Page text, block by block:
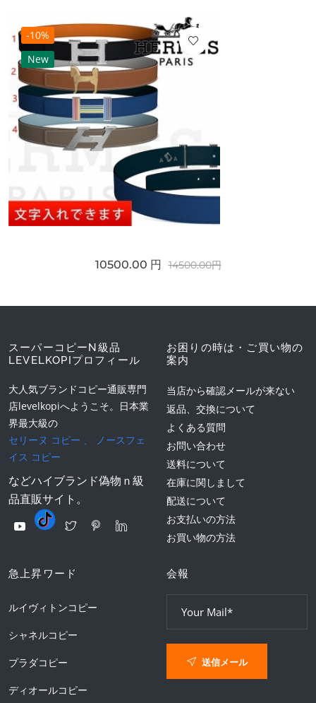
-10%
New
10500.00 円 14500.00円
スーパーコピーN級品
LEVELKOPIプロフィール
大人気ブランドコピー通販専門
店levelkopiへようこそ。日本業
界最大級の
セリーヌ コピー 、
ノースフェ
イス コピー
などハイブランド偽物ｎ級
品直販サイト。
お困りの時は・ご買い物の
案内
当店から確認メールが来ない
返品、交換について
よくある質問
お問い合わせ
送料について
在庫に関しまして
配送について
お支払いの方法
お買い物の方法
急上昇ワード
ルイヴィトンコピー
シャネルコピー
プラダコピー
ディオールコピー
会報
送信メール